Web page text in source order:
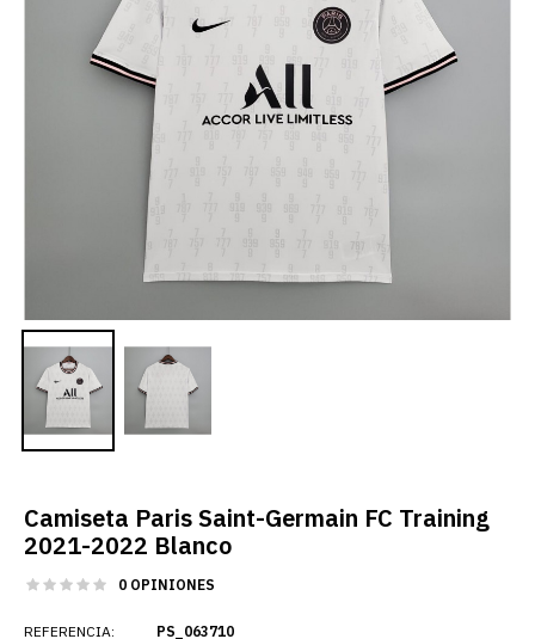
Camiseta Paris Saint-Germain FC Training
2021-2022 Blanco
0 OPINIONES
REFERENCIA:
PS_063710